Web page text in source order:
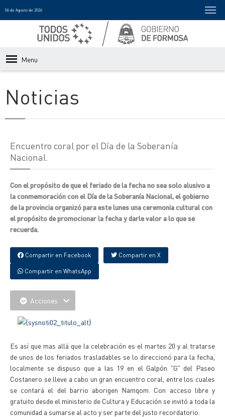
06 de Agosto de 2026
Menu
Noticias
Encuentro coral por el Día de la Soberanía
Nacional.
Con el propósito de que el feriado de la fecha no sea solo alusivo a
la conmemoración con el Día de la Soberanía Nacional, el gobierno
de la provincia organizó para este lunes una ceremonia cultural con
el propósito de promocionar la fecha y darle valor a lo que se
recuerda.
Compartir en Facebook Compartir en X
Compartir en WhatsApp
Acciones
Es así que mas allá que la celebración es el martes 20 y al tratarse
de unos de los feriados trasladables se lo direccionó para la fecha,
localmente se dispuso que a las 19 en el Galpón "G" del Paseo
Costanero se lleve a cabo un gran encuentro coral, entre los cuales
se contará el del barrio aborigen Namqom. Con acceso libre y
gratuito desde el ministerio de Cultura y Educación se invitó a toda la
comunidad a sumarse al acto y ser parte del justo recordatorio.